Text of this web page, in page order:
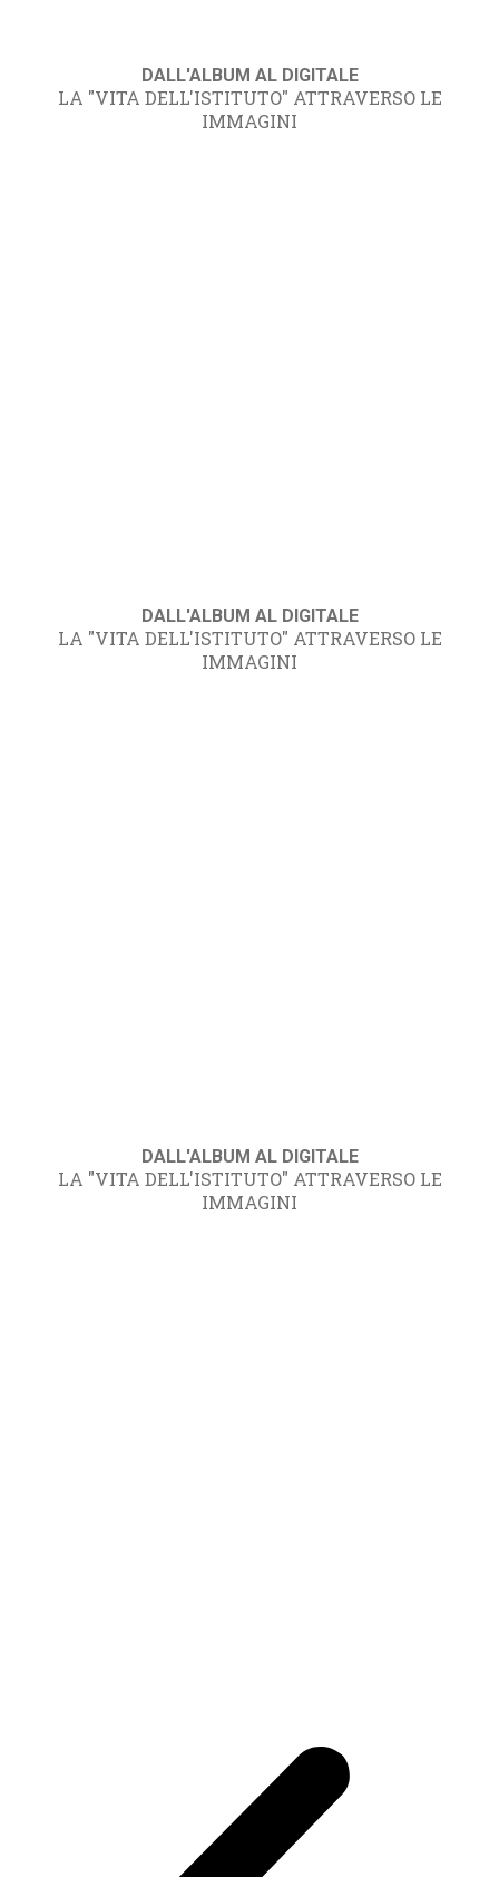
DALL'ALBUM AL DIGITALE
LA "VITA DELL'ISTITUTO" ATTRAVERSO LE
IMMAGINI
DALL'ALBUM AL DIGITALE
LA "VITA DELL'ISTITUTO" ATTRAVERSO LE
IMMAGINI
DALL'ALBUM AL DIGITALE
LA "VITA DELL'ISTITUTO" ATTRAVERSO LE
IMMAGINI